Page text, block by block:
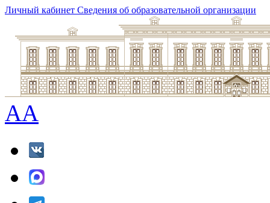
Личный кабинет Сведения об образовательной организации
AA